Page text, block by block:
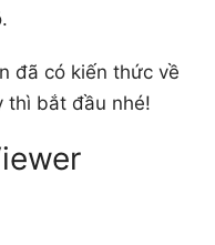
đã có kiến thức về
thì bắt đầu nhé!